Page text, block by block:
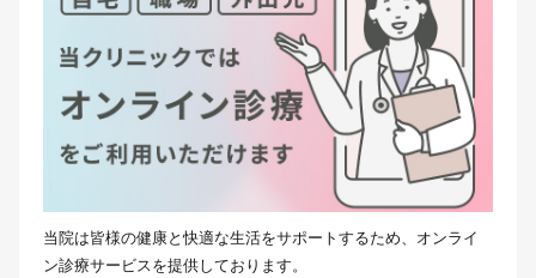
当院は皆様の健康と快適な生活をサポートするため、オンライ
ン診療サービスを提供しております。